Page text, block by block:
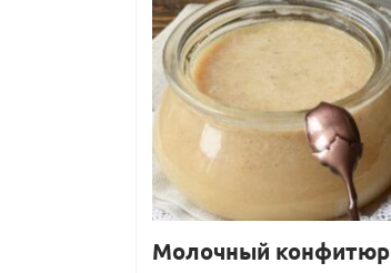
Молочный конфитюр